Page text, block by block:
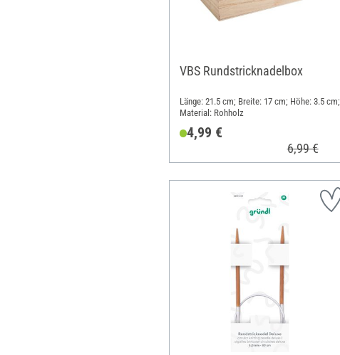
VBS Rundstricknadelbox
Länge: 21.5 cm; Breite: 17 cm; Höhe: 3.5 cm;
Material: Rohholz
4,99 €
6,99 €